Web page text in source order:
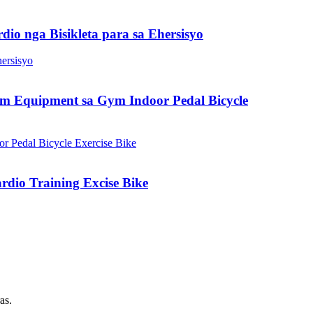
nga Bisikleta para sa Ehersisyo
Equipment sa Gym Indoor Pedal Bicycle
Training Excise Bike